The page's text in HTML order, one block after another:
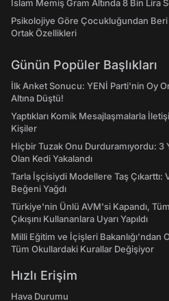
İslam Memiş Gram Altında 8 Bin Lira
Psikolojiye Göre Çocukluğundan Beri
Ortak Özellikleri
Günün Popüler Başlıkları
İlk Anket Sonucu: YENİ Parti'nin Oy
Altına Düştü!
Yaptıkları Komik Mesajlaşmalarla
Kişiler
Hiçbir Tuzak Onu Durduramıyordu: 3
Olan Kedi Yakalandı
Tarla İşçisiydi Modellere Taş Çıkarttı:
Beğeni Yağdı
Türkiye'nin Ünlü AVM'si Kapandı,
Çıkışını Kullananlara Uyarı Yapıldı
Milli Eğitim ve İçişleri Bakanlığı’ndan
Tüm Okullardaki Kurallar Değişiyor
Hızlı Erişim
Hava Durumu